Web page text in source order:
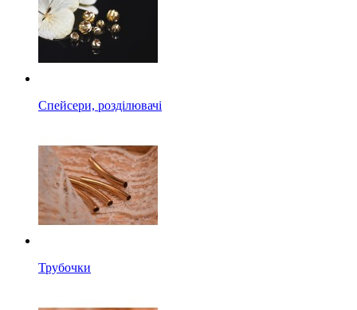
Спейсери, розділювачі
Трубочки